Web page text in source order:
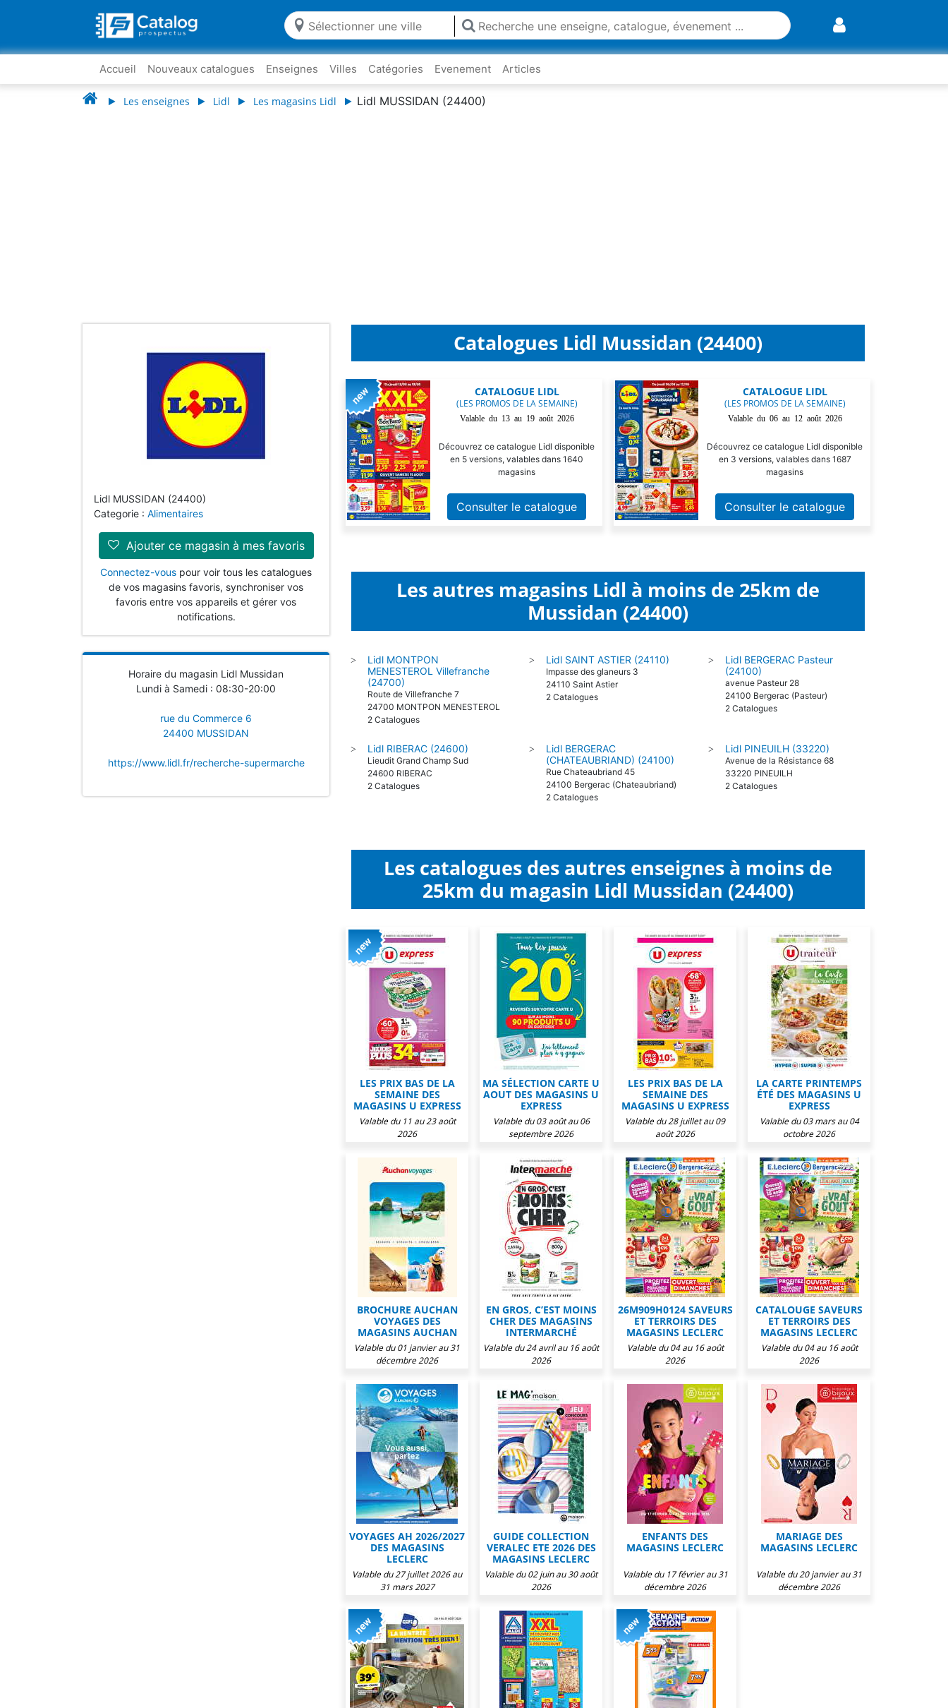
Accueil Nouveaux catalogues Enseignes Villes Catégories Evenement Articles
Les enseignes Lidl Les magasins Lidl Lidl MUSSIDAN (24400)
Lidl MUSSIDAN (24400)
Categorie : Alimentaires
Ajouter ce magasin à mes favoris
Connectez-vous pour voir tous les catalogues
de vos magasins favoris, synchroniser vos
favoris entre vos appareils et gérer vos
notifications.
Horaire du magasin Lidl Mussidan
Lundi à Samedi : 08:30-20:00
rue du Commerce 6
24400 MUSSIDAN
https://www.lidl.fr/recherche-supermarche
Catalogues Lidl Mussidan (24400)
CATALOGUE LIDL
(LES PROMOS DE LA SEMAINE)
Valable du 13 au 19 août 2026
Découvrez ce catalogue Lidl disponible
en 5 versions, valables dans 1640
magasins
Consulter le catalogue
CATALOGUE LIDL
(LES PROMOS DE LA SEMAINE)
Valable du 06 au 12 août 2026
Découvrez ce catalogue Lidl disponible
en 3 versions, valables dans 1687
magasins
Consulter le catalogue
Les autres magasins Lidl à moins de 25km de
Mussidan (24400)
>
Lidl MONTPON
MENESTEROL Villefranche
(24700)
Route de Villefranche 7
24700 MONTPON MENESTEROL
2 Catalogues
> Lidl SAINT ASTIER (24110)
Impasse des glaneurs 3
24110 Saint Astier
2 Catalogues
>
Lidl BERGERAC Pasteur
(24100)
avenue Pasteur 28
24100 Bergerac (Pasteur)
2 Catalogues
> Lidl RIBERAC (24600)
Lieudit Grand Champ Sud
24600 RIBERAC
2 Catalogues
>
Lidl BERGERAC
(CHATEAUBRIAND) (24100)
Rue Chateaubriand 45
24100 Bergerac (Chateaubriand)
2 Catalogues
> Lidl PINEUILH (33220)
Avenue de la Résistance 68
33220 PINEUILH
2 Catalogues
Les catalogues des autres enseignes à moins de
25km du magasin Lidl Mussidan (24400)
LES PRIX BAS DE LA
SEMAINE DES
MAGASINS U EXPRESS
Valable du 11 au 23 août
2026
MA SÉLECTION CARTE U
AOUT DES MAGASINS U
EXPRESS
Valable du 03 août au 06
septembre 2026
LES PRIX BAS DE LA
SEMAINE DES
MAGASINS U EXPRESS
Valable du 28 juillet au 09
août 2026
LA CARTE PRINTEMPS
ÉTÉ DES MAGASINS U
EXPRESS
Valable du 03 mars au 04
octobre 2026
BROCHURE AUCHAN
VOYAGES DES
MAGASINS AUCHAN
Valable du 01 janvier au 31
décembre 2026
EN GROS, C’EST MOINS
CHER DES MAGASINS
INTERMARCHÉ
Valable du 24 avril au 16 août
2026
26M909H0124 SAVEURS
ET TERROIRS DES
MAGASINS LECLERC
Valable du 04 au 16 août
2026
CATALOUGE SAVEURS
ET TERROIRS DES
MAGASINS LECLERC
Valable du 04 au 16 août
2026
VOYAGES AH 2026/2027
DES MAGASINS
LECLERC
Valable du 27 juillet 2026 au
31 mars 2027
GUIDE COLLECTION
VERALEC ETE 2026 DES
MAGASINS LECLERC
Valable du 02 juin au 30 août
2026
ENFANTS DES
MAGASINS LECLERC
Valable du 17 février au 31
décembre 2026
MARIAGE DES
MAGASINS LECLERC
Valable du 20 janvier au 31
décembre 2026